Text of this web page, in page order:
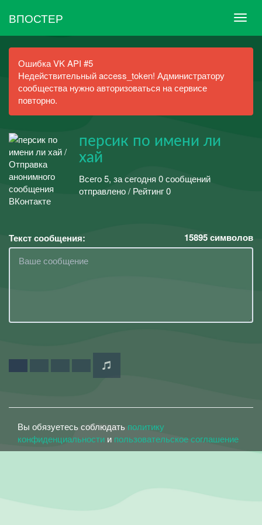
ВПОСТЕР
Ошибка VK API #5
Недействительный access_token! Администратору
сообщества нужно авторизоваться на сервисе
повторно.
персик по имени ли
хай
Всего 5, за сегодня 0 сообщений
отправлено / Рейтинг 0
Текст сообщения: 15895символов
Вы обязуетесь соблюдать политику
конфиденциальности и пользовательское соглашение